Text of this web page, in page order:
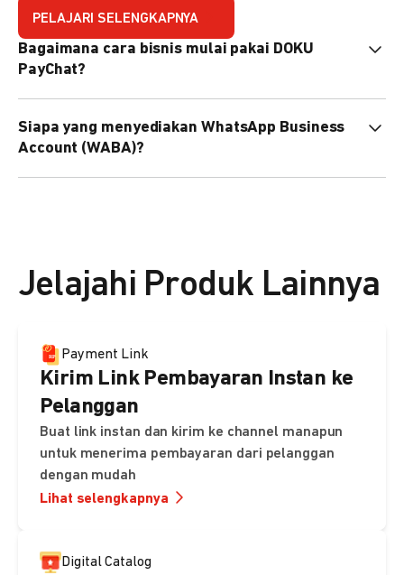
PELAJARI SELENGKAPNYA
Bagaimana cara bisnis mulai pakai DOKU
PayChat?
nanti tim kami bantu setup. Bisa juga pakai nomor
WhatsApp bisnis yang sudah dimiliki sendiri, atau dari
DOKU yang buatkan WhatsApp Bisnis terverifikasi juga
Siapa yang menyediakan WhatsApp Business
Account (WABA)?
Jelajahi Produk Lainnya
Payment Link
Kirim Link Pembayaran Instan ke
Pelanggan
Buat link instan dan kirim ke channel manapun
untuk menerima pembayaran dari pelanggan
dengan mudah
Lihat selengkapnya
Digital Catalog